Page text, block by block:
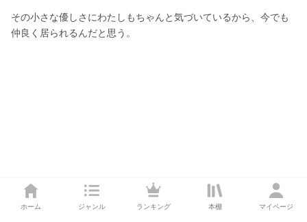
ホーム ジャンル ランキング 本棚 マイページ
その小さな優しさにわたしもちゃんと気づいているから、今でも
仲良く居られるんだと思う。